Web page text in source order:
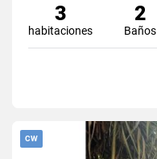
3
habitaciones
2
Baños
CW